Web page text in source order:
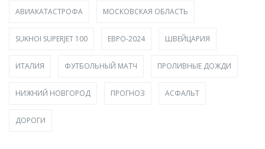
АВИАКАТАСТРОФА МОСКОВСКАЯ ОБЛАСТЬ
SUKHOI SUPERJET 100 ЕВРО-2024 ШВЕЙЦАРИЯ
ИТАЛИЯ ФУТБОЛЬНЫЙ МАТЧ ПРОЛИВНЫЕ ДОЖДИ
НИЖНИЙ НОВГОРОД ПРОГНОЗ АСФАЛЬТ
ДОРОГИ